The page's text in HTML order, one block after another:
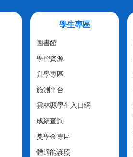
學生專區
圖書館
學習資源
升學專區
施測平台
雲林縣學生入口網
成績查詢
獎學金專區
體適能護照